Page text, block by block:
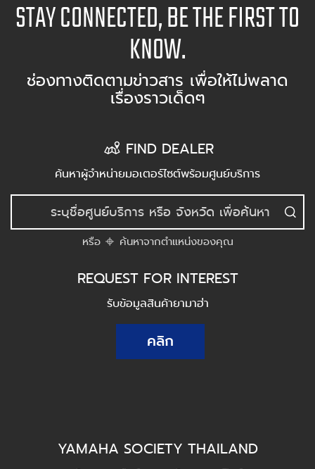
STAY CONNECTED, BE THE FIRST TO
KNOW.
ช่องทางติดตามข่าวสาร เพื่อให้ไม่พลาด
เรื่องราวเด็ดๆ
FIND DEALER
ค้นหาผู้จำหน่ายมอเตอร์ไซต์พร้อมศูนย์บริการ
หรือ ค้นหาจากตำแหน่งของคุณ
REQUEST FOR INTEREST
รับข้อมูลสินค้ายามาฮ่า
คลิก
YAMAHA SOCIETY THAILAND